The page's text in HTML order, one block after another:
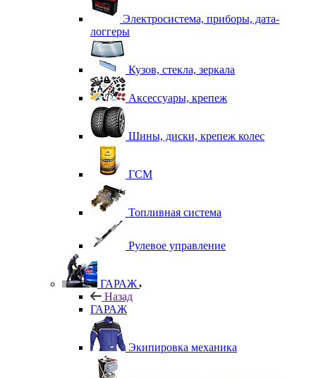
Электросистема, приборы, дата-
логгеры
Кузов, стекла, зеркала
Аксессуары, крепеж
Шины, диски, крепеж колес
ГСМ
Топливная система
Рулевое управление
ГАРАЖ
Назад
ГАРАЖ
Экипировка механика